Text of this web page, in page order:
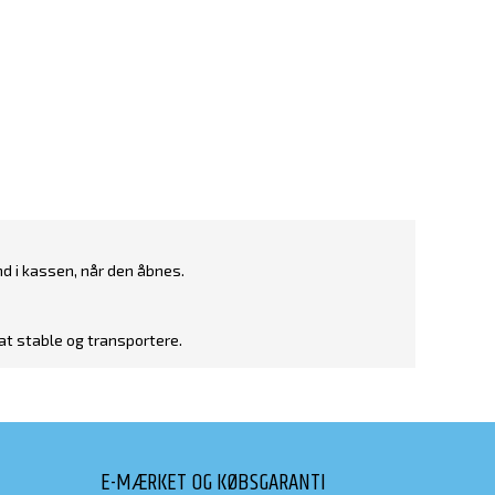
i kassen, når den åbnes.
stable og transportere.
E-MÆRKET OG KØBSGARANTI